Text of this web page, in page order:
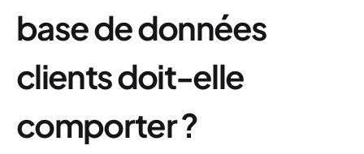
base de données
clients doit-elle
comporter ?